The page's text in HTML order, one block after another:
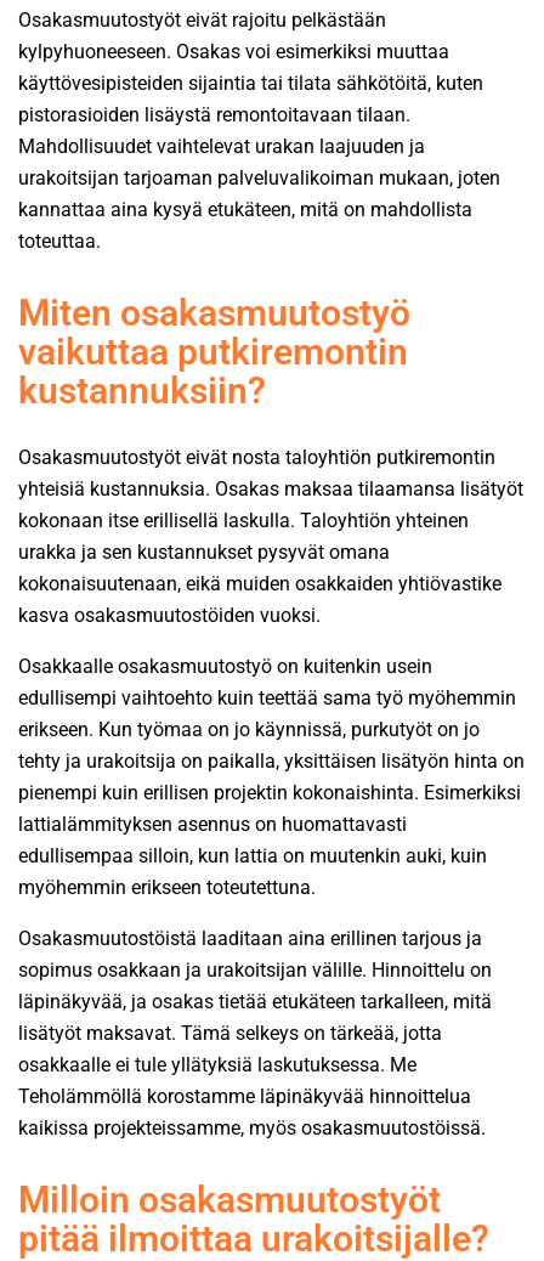
Osakasmuutostyöt eivät rajoitu pelkästään
kylpyhuoneeseen. Osakas voi esimerkiksi muuttaa
käyttövesipisteiden sijaintia tai tilata sähkötöitä, kuten
pistorasioiden lisäystä remontoitavaan tilaan.
Mahdollisuudet vaihtelevat urakan laajuuden ja
urakoitsijan tarjoaman palveluvalikoiman mukaan, joten
kannattaa aina kysyä etukäteen, mitä on mahdollista
toteuttaa.
Miten osakasmuutostyö
vaikuttaa putkiremontin
kustannuksiin?
Osakasmuutostyöt eivät nosta taloyhtiön putkiremontin
yhteisiä kustannuksia. Osakas maksaa tilaamansa lisätyöt
kokonaan itse erillisellä laskulla. Taloyhtiön yhteinen
urakka ja sen kustannukset pysyvät omana
kokonaisuutenaan, eikä muiden osakkaiden yhtiövastike
kasva osakasmuutostöiden vuoksi.
Osakkaalle osakasmuutostyö on kuitenkin usein
edullisempi vaihtoehto kuin teettää sama työ myöhemmin
erikseen. Kun työmaa on jo käynnissä, purkutyöt on jo
tehty ja urakoitsija on paikalla, yksittäisen lisätyön hinta on
pienempi kuin erillisen projektin kokonaishinta. Esimerkiksi
lattialämmityksen asennus on huomattavasti
edullisempaa silloin, kun lattia on muutenkin auki, kuin
myöhemmin erikseen toteutettuna.
Osakasmuutostöistä laaditaan aina erillinen tarjous ja
sopimus osakkaan ja urakoitsijan välille. Hinnoittelu on
läpinäkyvää, ja osakas tietää etukäteen tarkalleen, mitä
lisätyöt maksavat. Tämä selkeys on tärkeää, jotta
osakkaalle ei tule yllätyksiä laskutuksessa. Me
Teholämmöllä korostamme läpinäkyvää hinnoittelua
kaikissa projekteissamme, myös osakasmuutostöissä.
Milloin osakasmuutostyöt
pitää ilmoittaa urakoitsijalle?